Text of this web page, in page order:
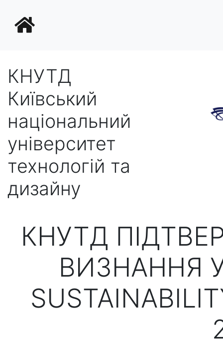
КНУТД
Київський
національний
університет
технологій та
дизайну
КНУТД
ВИЗНАННЯ